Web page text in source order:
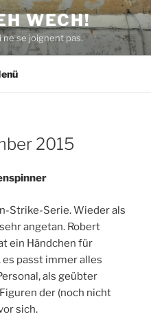
WECH!
se joignent pas.
2015
Strike-Serie. Wieder als
angetan. Robert
ein Händchen für
passt immer alles
als geübter
der (noch nicht
sich.